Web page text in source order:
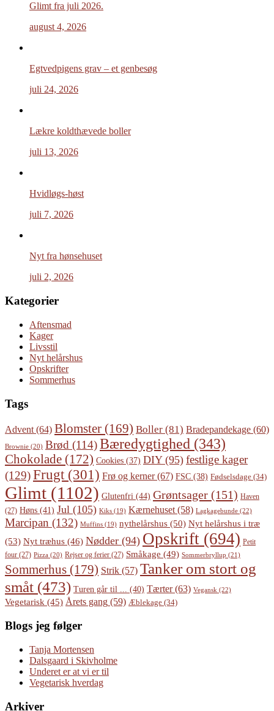
Glimt fra juli 2026.
august 4, 2026
Egtvedpigens grav – et genbesøg
juli 24, 2026
Lækre koldthævede boller
juli 13, 2026
Hvidløgs-høst
juli 7, 2026
Nyt fra hønsehuset
juli 2, 2026
Kategorier
Aftensmad
Kager
Livsstil
Nyt helårshus
Opskrifter
Sommerhus
Tags
Advent (64) Blomster (169) Boller (81) Bradepandekage (60)
Brownie (20) Brød (114)Bæredygtighed (343)
Chokolade (172) Cookies (37) DIY(95) festlige kager
(129)Frugt(301) Frø og kerner(67) FSC (38) Fødselsdage (34)
Glimt (1102) Glutenfri (44) Grøntsager (151) Haven
(27) Høns (41) Jul (105) Kiks (19) Kærnehuset (58) Lagkagebunde (22)
Marcipan (132) Muffins (19) nythelårshus (50) Nyt helårshus i træ
(53) Nyt træhus (46) Nødder (94) Opskrift (694) Petit
four (27) Pizza (20) Rejser og ferier (27) Småkage (49) Sommerbryllup (21)
Sommerhus (179) Strik (57) Tanker om stort og
småt (473) Turen går til ... (40) Tærter(63) Vegansk (22)
Vegetarisk (45) Årets gang (59) Æblekage (34)
Blogs jeg følger
Tanja Mortensen
Dalsgaard i Skivholme
Underet er at vi er til
Vegetarisk hverdag
Arkiver